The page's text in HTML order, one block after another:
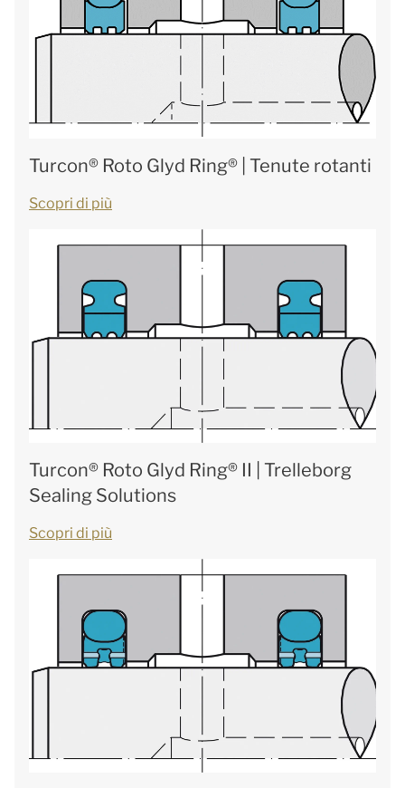
Turcon® Roto Glyd Ring® | Tenute rotanti
Scopri di più
Turcon® Roto Glyd Ring® II | Trelleborg
Sealing Solutions
Scopri di più